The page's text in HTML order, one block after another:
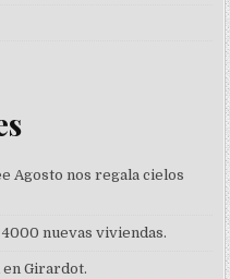
Agosto nos regala cielos
4000 nuevas viviendas.
Girardot.